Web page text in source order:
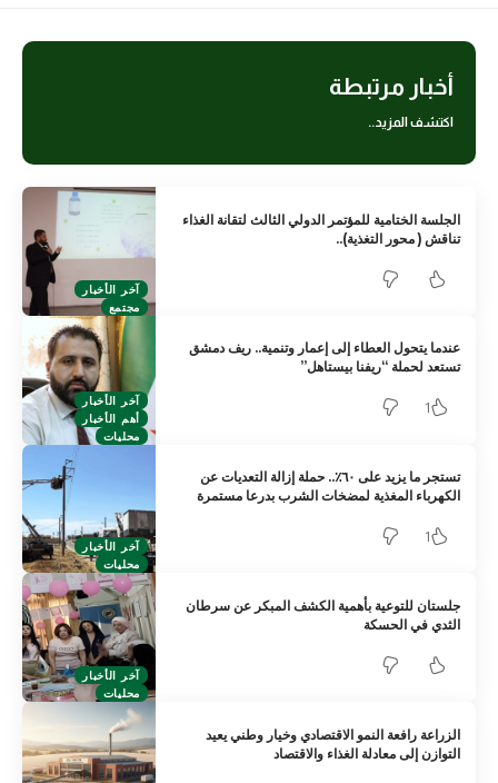
أخبار مرتبطة
اكتشف المزيد..
آخر الأخبار
مجتمع
الجلسة الختامية للمؤتمر الدولي الثالث لتقانة الغذاء
تناقش ( محور التغذية)..
آخر الأخبار
أهم الأخبار
محليات
عندما يتحول العطاء إلى إعمار وتنمية.. ريف دمشق
تستعد لحملة “ريفنا بيستاهل”
1
آخر الأخبار
محليات
تستجر ما يزيد على ٦٠٪.. حملة إزالة التعديات عن
الكهرباء المغذية لمضخات الشرب بدرعا مستمرة
1
آخر الأخبار
محليات
جلستان للتوعية بأهمية الكشف المبكر عن سرطان
الثدي في الحسكة
الزراعة رافعة النمو الاقتصادي وخيار وطني يعيد
التوازن إلى معادلة الغذاء والاقتصاد